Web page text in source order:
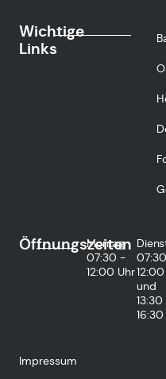
Wichtige
Links
Öffnungszeiten
Montag
07:30 -
12:00 Uhr
und
Impressum